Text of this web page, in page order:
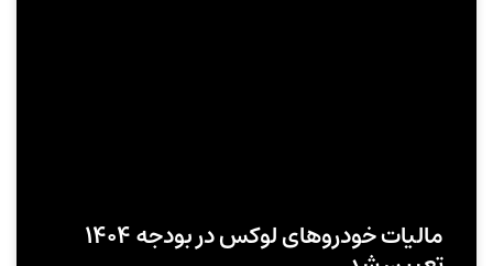
مالیات خودروهای لوکس در بودجه ۱۴۰۴